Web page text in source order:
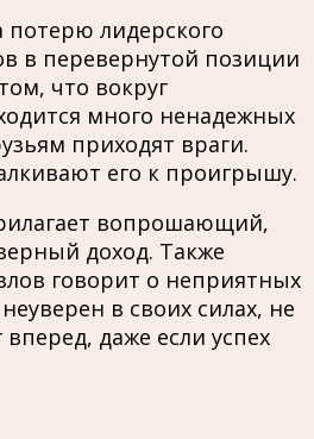
потерю лидерского
в перевернутой позиции
что вокруг
много ненадежных
приходят враги.
его к проигрышу.
вопрошающий,
доход. Также
говорит о неприятных
в своих силах, не
даже если успех